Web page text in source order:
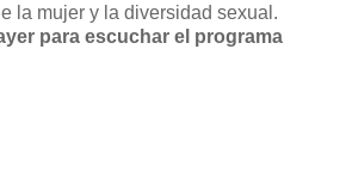
la mujer y la diversidad sexual.
para escuchar el programa